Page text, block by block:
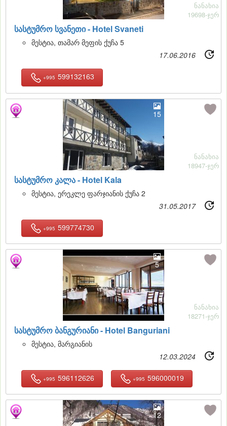
სასტუმრო სვანეთი - Hotel Svaneti
ნანახია
19698-ჯერ
მესტია, თამარ მეფის ქუჩა 5
17.06.2016
+995 599132163
15
სასტუმრო კალა - Hotel Kala
ნანახია
18947-ჯერ
მესტია, ერეკლე ფარჯიანის ქუჩა 2
31.05.2017
+995 599774730
5
სასტუმრო ბანგურიანი - Hotel Banguriani
ნანახია
18271-ჯერ
მესტია, მარგიანის
12.03.2024
+995 596112626 +995 596000019
12